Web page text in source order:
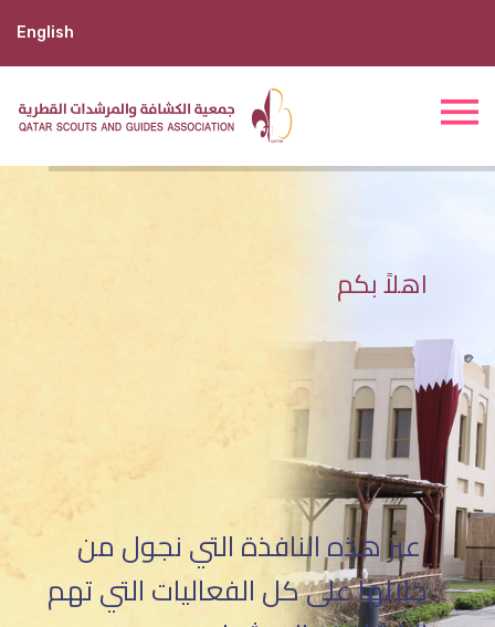
English
اهلاً بكم
عبر هذه النافذة التي نجول من
خلالها على كل الفعاليات التي تهم